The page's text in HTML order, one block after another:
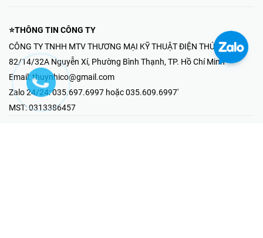
⭐THÔNG TIN CÔNG TY
CÔNG TY TNHH MTV THƯƠNG MẠI KỸ THUẬT ĐIỆN THÚY NHI
82/14/32A Nguyễn Xí, Phường Bình Thạnh, TP. Hồ Chí Minh
Email: thuynhico@gmail.com
Zalo 24/24:035.697.6997 hoặc 035.609.6997'
MST:0313386457